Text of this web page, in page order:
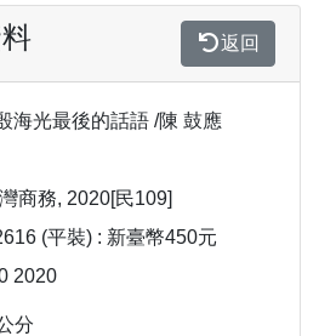
返回
海光最後的話語 /陳 鼓應
商務, 2020[民109]
(平裝) : 新臺幣450元
2020
分